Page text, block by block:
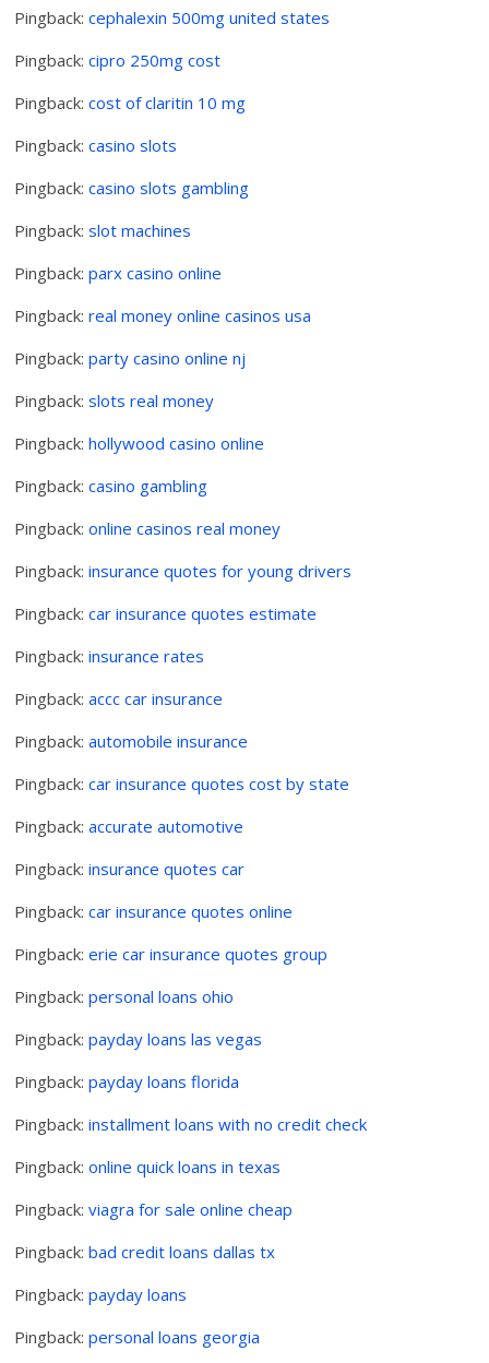
Pingback:cephalexin 500mg united states
Pingback:cipro 250mg cost
Pingback:cost of claritin 10 mg
Pingback:casino slots
Pingback:casino slots gambling
Pingback:slot machines
Pingback:parx casino online
Pingback:real money online casinos usa
Pingback:party casino online nj
Pingback:slots real money
Pingback:hollywood casino online
Pingback:casino gambling
Pingback:online casinos real money
Pingback:insurance quotes for young drivers
Pingback:car insurance quotes estimate
Pingback:insurance rates
Pingback:accc car insurance
Pingback:automobile insurance
Pingback:car insurance quotes cost by state
Pingback:accurate automotive
Pingback:insurance quotes car
Pingback:car insurance quotes online
Pingback:erie car insurance quotes group
Pingback:personal loans ohio
Pingback:payday loans las vegas
Pingback:payday loans florida
Pingback:installment loans with no credit check
Pingback:online quick loans in texas
Pingback:viagra for sale online cheap
Pingback:bad credit loans dallas tx
Pingback:payday loans
Pingback:personal loans georgia